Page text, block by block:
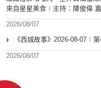
來自星星美食︱主持：陳俊偉
2026/08/07
《西城故事》2026-08-07︱
2026/08/07